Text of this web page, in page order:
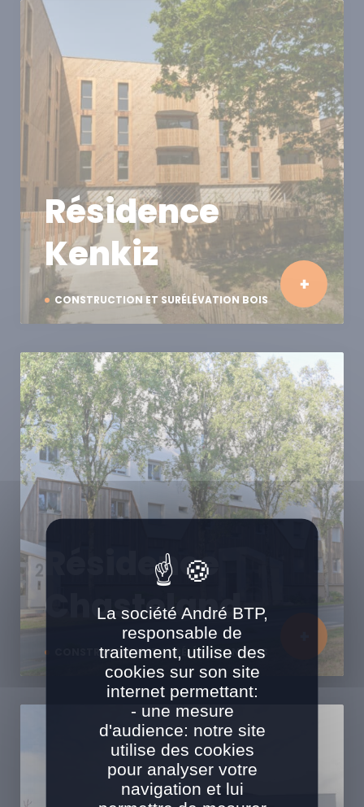
CONSTRUCTION ET SURÉLÉVATION BOIS
Résidence
Kenkiz
CONSTRUCTION ET SURÉLÉVATION BOIS
Résidence
Chasteland
La société André BTP,
responsable de
traitement, utilise des
cookies sur son site
internet permettant:
- une mesure
d'audience: notre site
utilise des cookies
pour analyser votre
navigation et lui